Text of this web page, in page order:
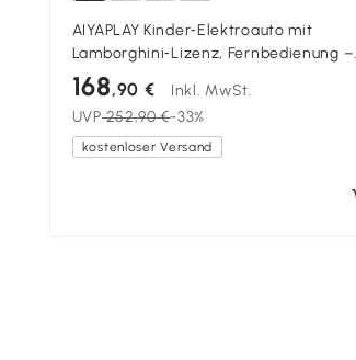
AIYAPLAY Kinder‑Elektroauto mit
Lamborghini‑Lizenz, Fernbedienung –
101,5×49×43 cm, Orange
168,90 €
Inkl. MwSt.
UVP252,90 €-33%
kostenloser Versand